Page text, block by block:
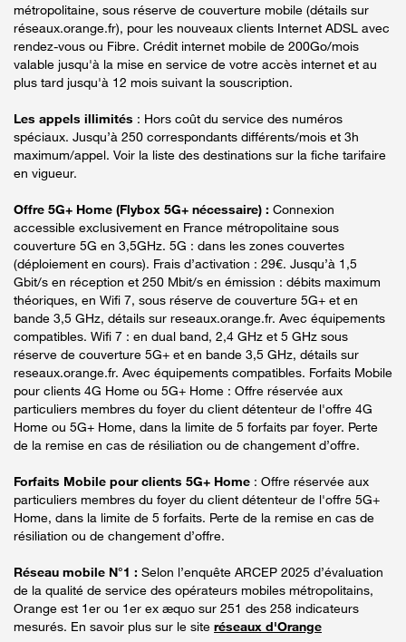
métropolitaine, sous réserve de couverture mobile (détails sur
réseaux.orange.fr), pour les nouveaux clients Internet ADSL avec
rendez-vous ou Fibre. Crédit internet mobile de 200Go/mois
valable jusqu'à la mise en service de votre accès internet et au
plus tard jusqu'à 12 mois suivant la souscription.
Les appels illimités : Hors coût du service des numéros
spéciaux. Jusqu’à 250 correspondants différents/mois et 3h
maximum/appel. Voir la liste des destinations sur la fiche tarifaire
en vigueur.
Offre 5G+ Home (Flybox 5G+ nécessaire) : Connexion
accessible exclusivement en France métropolitaine sous
couverture 5G en 3,5GHz. 5G : dans les zones couvertes
(déploiement en cours). Frais d’activation : 29€. Jusqu’à 1,5
Gbit/s en réception et 250 Mbit/s en émission : débits maximum
théoriques, en Wifi 7, sous réserve de couverture 5G+ et en
bande 3,5 GHz, détails sur reseaux.orange.fr. Avec équipements
compatibles. Wifi 7 : en dual band, 2,4 GHz et 5 GHz sous
réserve de couverture 5G+ et en bande 3,5 GHz, détails sur
reseaux.orange.fr. Avec équipements compatibles. Forfaits Mobile
pour clients 4G Home ou 5G+ Home : Offre réservée aux
particuliers membres du foyer du client détenteur de l'offre 4G
Home ou 5G+ Home, dans la limite de 5 forfaits par foyer. Perte
de la remise en cas de résiliation ou de changement d’offre.
Forfaits Mobile pour clients 5G+ Home : Offre réservée aux
particuliers membres du foyer du client détenteur de l'offre 5G+
Home, dans la limite de 5 forfaits. Perte de la remise en cas de
résiliation ou de changement d’offre.
Réseau mobile N°1 : Selon l’enquête ARCEP 2025 d’évaluation
de la qualité de service des opérateurs mobiles métropolitains,
Orange est 1er ou 1er ex æquo sur 251 des 258 indicateurs
mesurés. En savoir plus sur le site réseaux d'Orange